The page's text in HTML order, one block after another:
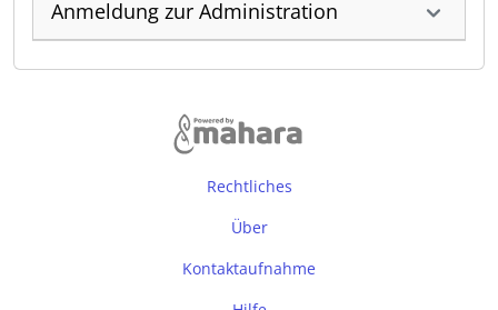
Anmeldung zur Administration
Rechtliches
Über
Kontaktaufnahme